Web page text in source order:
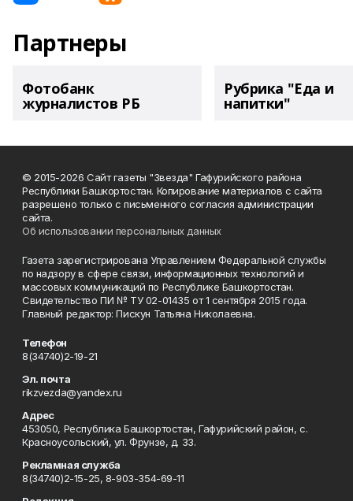
Партнеры
Фотобанк
журналистов РБ
Рубрика "Еда и
напитки"
© 2015-2026 Сайт газеты "Звезда" Гафурийского района
Республики Башкортостан. Копирование материалов с сайта
разрешено только с письменного согласия администрации
сайта.
Об использовании персональных данных
Газета зарегистрирована Управлением Федеральной службы
по надзору в сфере связи, информационных технологий и
массовых коммуникаций по Республике Башкортостан.
Свидетельство ПИ № ТУ 02-01435 от 1 сентября 2015 года.
Главный редактор: Пискун Татьяна Николаевна.
Телефон
8(34740)2-19-21
Эл. почта
rikzvezda@yandex.ru
Адрес
453050, Республика Башкортостан, Гафурийский район, с.
Красноусольский, ул. Фрунзе, д. 33.
Рекламная служба
8(34740)2-15-25, 8-903-354-69-11